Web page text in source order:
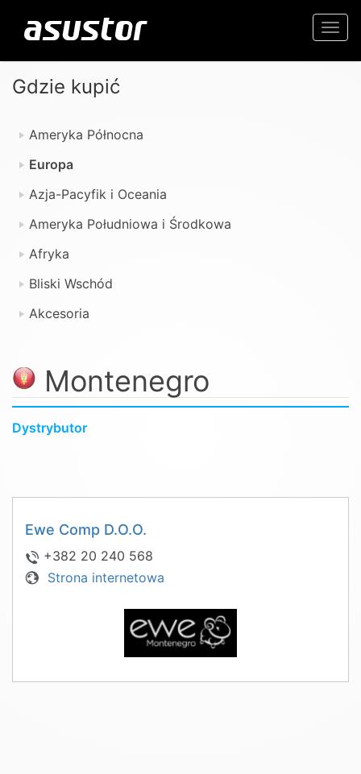
Gdzie kupić
Ameryka Północna
Europa
Azja-Pacyfik i Oceania
Ameryka Południowa i Środkowa
Afryka
Bliski Wschód
Akcesoria
Montenegro
Dystrybutor
Ewe Comp D.O.O.
+382 20 240 568
Strona internetowa